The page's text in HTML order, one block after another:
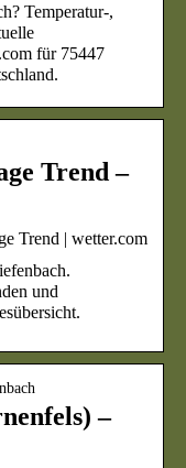
Temperatur-,
für 75447
Trend –
Trend | wetter.com
und
–